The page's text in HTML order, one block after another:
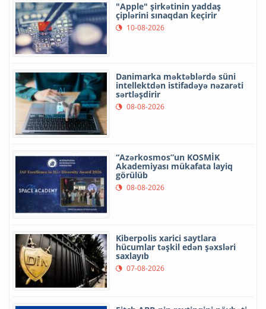
"Apple" şirkətinin yaddaş
çiplərini sınaqdan keçirir
10-08-2026
Danimarka məktəblərdə süni
intellektdən istifadəyə nəzarəti
sərtləşdirir
08-08-2026
“Azərkosmos”un KOSMİK
Akademiyası mükafata layiq
görülüb
08-08-2026
Kiberpolis xarici saytlara
hücumlar təşkil edən şəxsləri
saxlayıb
07-08-2026